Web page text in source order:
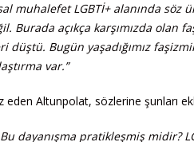
muhalefet LGBTİ+ alanında söz
Burada açıkça karşımızda olan
düştü. Bugün yaşadığımız
var.”
eden Altunpolat, sözlerine şunları
dayanışma pratikleşmiş midir?